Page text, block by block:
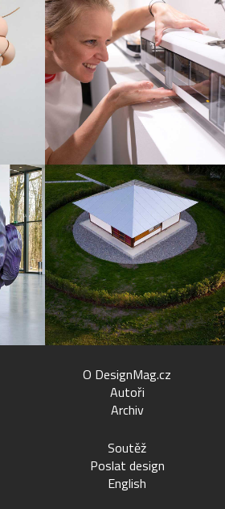
O DesignMag.cz
Autoři
Archiv
Soutěž
Poslat design
English